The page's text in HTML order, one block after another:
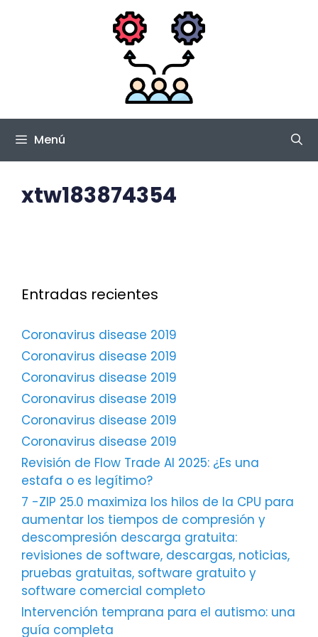
Menú
xtw183874354
Entradas recientes
Coronavirus disease 2019
Coronavirus disease 2019
Coronavirus disease 2019
Coronavirus disease 2019
Coronavirus disease 2019
Coronavirus disease 2019
Revisión de Flow Trade AI 2025: ¿Es una
estafa o es legítimo?
7 -ZIP 25.0 maximiza los hilos de la CPU para
aumentar los tiempos de compresión y
descompresión descarga gratuita:
revisiones de software, descargas, noticias,
pruebas gratuitas, software gratuito y
software comercial completo
Intervención temprana para el autismo: una
guía completa